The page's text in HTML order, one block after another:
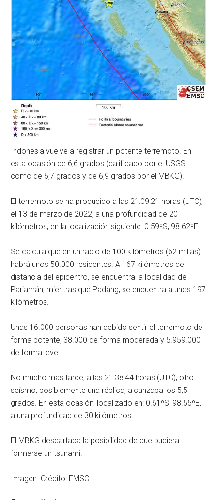
Indonesia vuelve a registrar un potente terremoto. En
esta ocasión de 6,6 grados (calificado por el USGS
como de 6,7 grados y de 6,9 grados por el MBKG).
El terremoto se ha producido a las 21:09:21 horas (UTC),
el 13 de marzo de 2022, a una profundidad de 20
kilómetros, en la localización siguiente: 0.59ºS, 98.62ºE.
Se calcula que en un radio de 100 kilómetros (62 millas),
habrá unos 50.000 residentes. A 167 kilómetros de
distancia del epicentro, se encuentra la localidad de
Pariamán, mientras que Padang, se encuentra a unos 197
kilómetros.
Unas 16.000 personas han debido sentir el terremoto de
forma potente, 38.000 de forma moderada y 5.959.000
de forma leve.
No mucho más tarde, a las 21:38:44 horas (UTC), otro
seísmo, posiblemente una réplica, alcanzaba los 5,5
grados. En esta ocasión, localizado en: 0.61ºS, 98.55ºE,
a una profundidad de 30 kilómetros.
El MBKG descartaba la posibilidad de que pudiera
formarse un tsunami.
Imagen. Crédito: EMSC